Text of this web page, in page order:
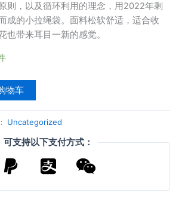
则，以及循环利用的理念，用2022年剩
成的小拉绳袋。面料松软舒适，适合收
也带来耳目一新的感觉。
物车
Uncategorized
可支持以下支付方式：